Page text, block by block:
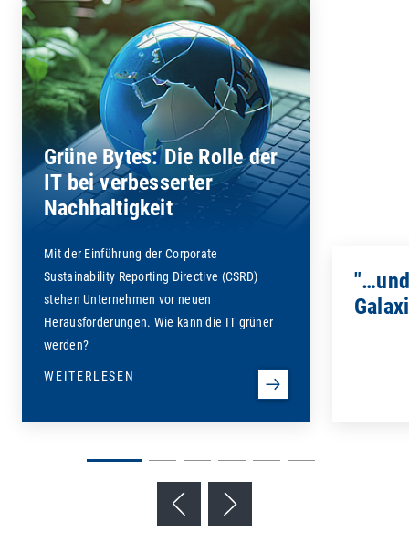
Grüne Bytes: Die Rolle der
IT bei verbesserter
Nachhaltigkeit
Mit der Einführung der Corporate
Sustainability Reporting Directive (CSRD)
stehen Unternehmen vor neuen
Herausforderungen. Wie kann die IT grüner
werden?
WEITERLESEN